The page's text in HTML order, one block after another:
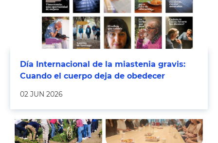
Día Internacional de la miastenia gravis:
Cuando el cuerpo deja de obedecer
02 JUN 2026